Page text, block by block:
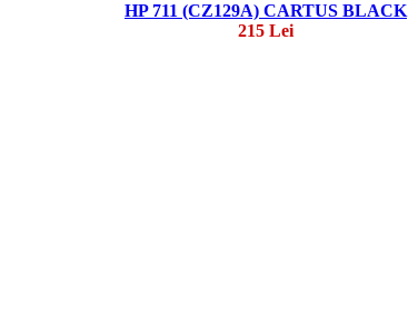
HP 711 (CZ129A) CARTUS BLACK
215 Lei